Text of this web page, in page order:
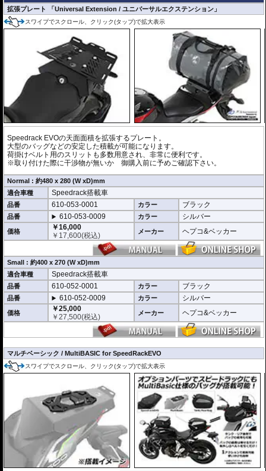
※Speedrack EVOの標準推奨耐荷重は7.5kgです。但し、モデルによっては異
なる場合があります。この場合はマニュアルに記載がございますので、必ずご
確認下さい。
拡張プレート 「Universal Extension / ユニバーサルエクステンション」
スワイプでスクロール、クリック(タップ)で拡大表示
Speedrack EVOの天面面積を拡張するプレート。
大型のバッグなどの安定した積載が可能になります。
荷掛けベルト用のスリットも多数用意され、非常に便利です。
※取り付けた際に干渉物が無いか 御購入前に予めご確認下さい。
Normal : 約480 x 280 (W xD)mm
適合車種
Speedrack搭載車
品番 610-053-0001 カラー ブラック
品番 610-053-0009 カラー シルバー
価格
￥16,000
￥ 17,600(税込) メーカー ヘプコ&ベッカー
Small : 約400 x 270 (W xD)mm
適合車種
Speedrack搭載車
品番 610-052-0001 カラー ブラック
品番 610-052-0009 カラー シルバー
価格
￥25,000
￥27,500(税込) メーカー ヘプコ&ベッカー
マルチベーシック / MultiBASIC for SpeedRackEVO
スワイプでスクロール、クリック(タップ)で拡大表示